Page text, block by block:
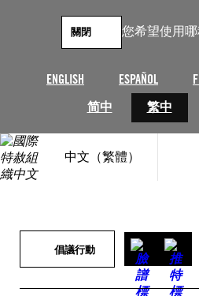
您希望使用
ENGLISH ESPAÑOL
简中
繁中
關閉
中文（繁體）
倡議行動